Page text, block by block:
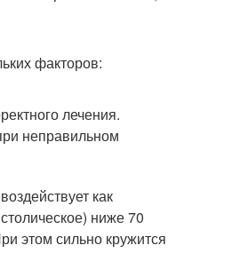
факторов:
лечения.
неправильном
как
ниже 70
этом сильно кружится